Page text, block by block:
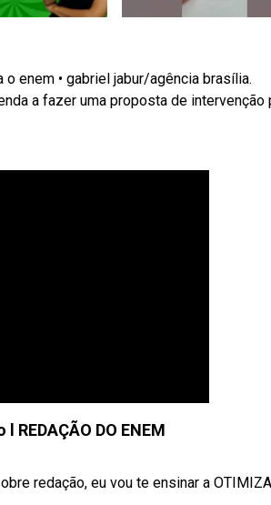
enem • gabriel jabur/agência brasília.
a fazer uma proposta de intervenção
DO ENEM
redação, eu vou te ensinar a